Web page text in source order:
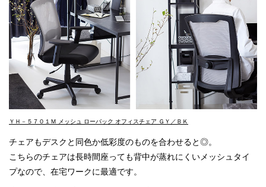
ＹＨ－５７０１Ｍ メッシュ ローバック オフィスチェア ＧＹ／ＢＫ
チェアもデスクと同色か低彩度のものを合わせると◎。
こちらのチェアは長時間座っても背中が蒸れにくいメッシュタイ
プなので、在宅ワークに最適です。